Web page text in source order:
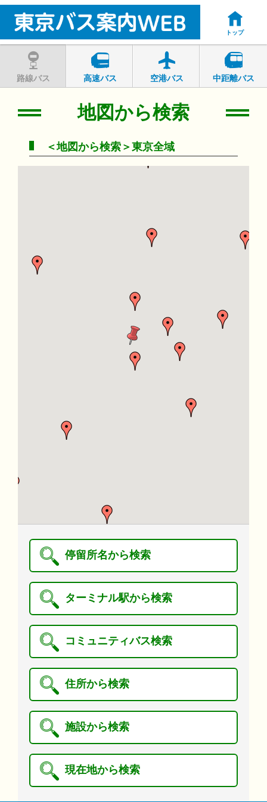
トップ
路線バス 高速バス 空港バス 中距離バス
地図から検索
＜地図から検索＞東京全域
停留所名から検索
ターミナル駅から検索
コミュニティバス検索
住所から検索
施設から検索
現在地から検索